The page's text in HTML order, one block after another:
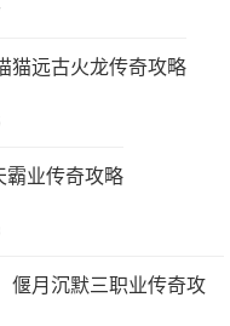
猫远古火龙传奇攻略
霸业传奇攻略
偃月沉默三职业传奇攻